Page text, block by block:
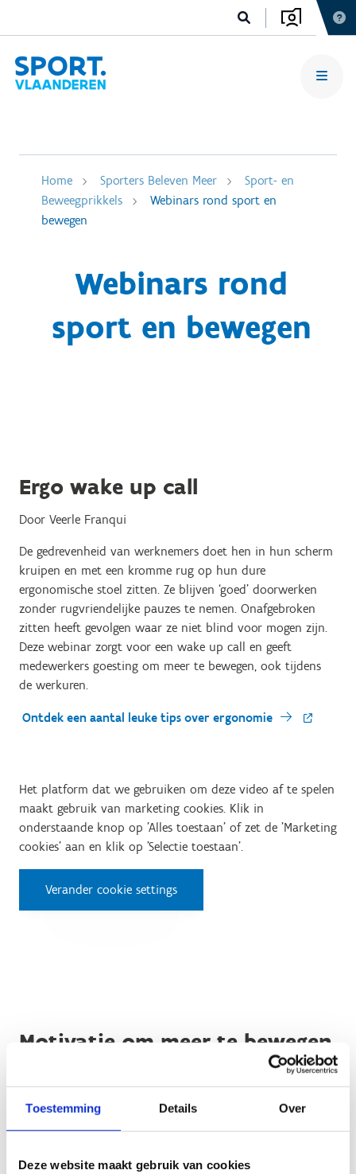
Toestemming Details Over
Deze website maakt gebruik van cookies
Home Sporters Beleven Meer
Sport- en
Beweegprikkels
Webinars rond sport en
bewegen
Webinars rond
sport en bewegen
Ergo wake up call
Door Veerle Franqui
De gedrevenheid van werknemers doet hen in hun scherm
kruipen en met een kromme rug op hun dure
ergonomische stoel zitten. Ze blijven ‘goed’ doorwerken
zonder rugvriendelijke pauzes te nemen. Onafgebroken
zitten heeft gevolgen waar ze niet blind voor mogen zijn.
Deze webinar zorgt voor een wake up call en geeft
medewerkers goesting om meer te bewegen, ook tijdens
de werkuren.
Ontdek een aantal leuke tips over ergonomie
Het platform dat we gebruiken om deze video af te spelen
maakt gebruik van marketing cookies. Klik in
onderstaande knop op 'Alles toestaan' of zet de 'Marketing
cookies' aan en klik op 'Selectie toestaan'.
Verander cookie settings
Motivatie om meer te bewegen
Heb je net dat extra zetje nodig om meer te gaan
zetten naar een actievere levensstijl. We staan ook stil bij